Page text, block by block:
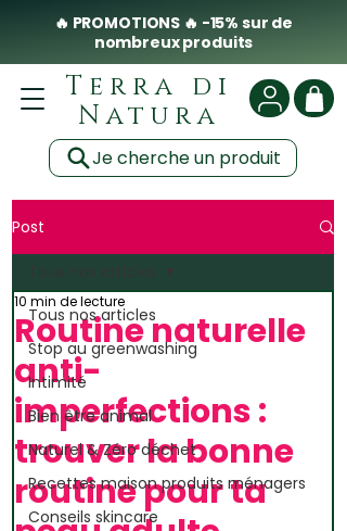
🔥 PROMOTIONS 🔥 -15% sur de
nombreux produits
Terra di
Natura
Je cherche un produit
Post
Tous nos articles
Stop au greenwashing
Intimité
Bien être animal
Naturel & Zéro déchet
Recettes maison produits ménagers
Conseils skincare
Routine naturelle
anti-
imperfections :
trouver la bonne
routine pour ta
10 min de lecture